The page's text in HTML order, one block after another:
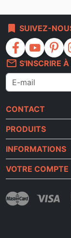
bookmark SUIVEZ-
facebook youtube pinterest
mail_outline S'INSCRIRE
CONTACT
PRODUITS
INFORMATIONS
VOTRE COMPTE